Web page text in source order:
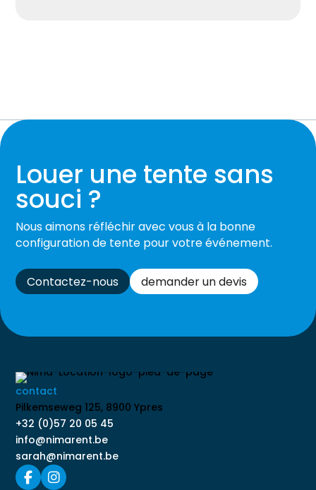
Louer une tente sans
souci ?
Nous aimons réfléchir avec vous à la bonne
configuration de tente pour votre événement.
Contactez-nous demander un devis
contact
Pilkemseweg 125, 8900 Ypres
+32 (0)57 20 05 45
info@nimarent.be
sarah@nimarent.be